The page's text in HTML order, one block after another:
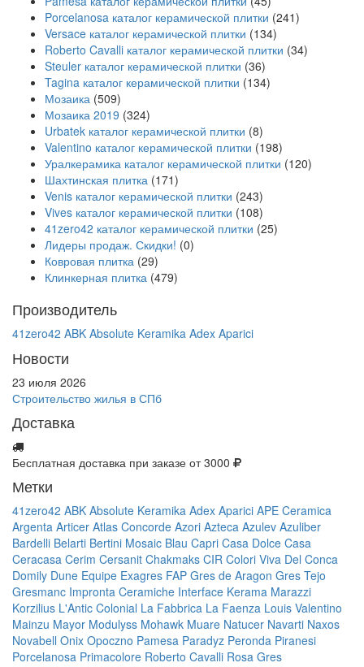
Porcelanosa каталог керамической плитки (241)
Versace каталог керамической плитки (134)
Roberto Cavalli каталог керамической плитки (34)
Steuler каталог керамической плитки (36)
Tagina каталог керамической плитки (134)
Мозаика (509)
Мозаика 2019 (324)
Urbatek каталог керамической плитки (8)
Valentino каталог керамической плитки (198)
Уралкерамика каталог керамической плитки (120)
Шахтинская плитка (171)
Venis каталог керамической плитки (243)
Vives каталог керамической плитки (108)
41zero42 каталог керамической плитки (25)
Лидеры продаж. Скидки! (0)
Ковровая плитка (29)
Клинкерная плитка (479)
Производитель
41zero42 ABK Absolute Keramika Adex Aparici
Новости
23 июля 2026
Строительство жилья в СПб
Доставка
Бесплатная доставка при заказе от 3000
Метки
41zero42 ABK Absolute Keramika Adex Aparici APE Ceramica
Argenta Articer Atlas Concorde Azori Azteca Azulev Azuliber
Bardelli Belarti Bertini Mosaic Blau Capri Casa Dolce Casa
Ceracasa Cerim Cersanit Chakmaks CIR Colori Viva Del Conca
Domily Dune Equipe Exagres FAP Gres de Aragon Gres Tejo
Gresmanc Impronta Ceramiche Interface Kerama Marazzi
Korzilius L'Antic Colonial La Fabbrica La Faenza Louis Valentino
Mainzu Mayor Modulyss Mohawk Muare Natucer Navarti Naxos
Novabell Onix Opoczno Pamesa Paradyz Peronda Piranesi
Porcelanosa Primacolore Roberto Cavalli Rosa Gres